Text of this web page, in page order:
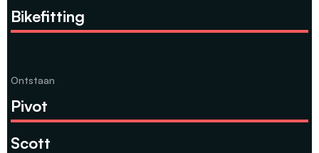
Bikefitting
Ontstaan
Pivot
Scott